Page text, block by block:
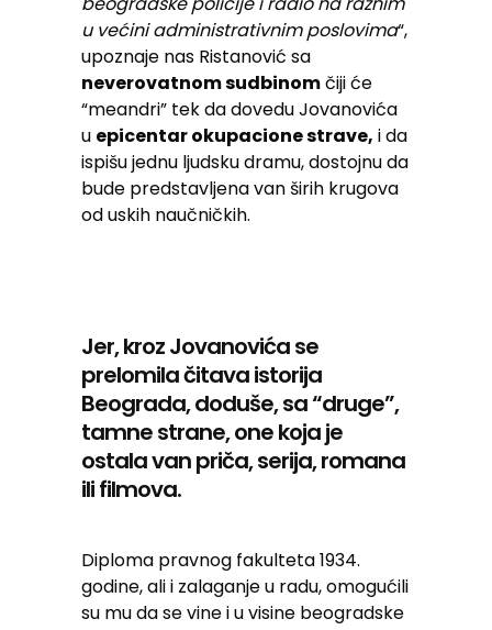
u većini administrativnim poslovima“,
upoznaje nas Ristanović sa
neverovatnom sudbinomčiji će
“meandri” tek da dovedu Jovanovića
u epicentar okupacione strave, i da
ispišu jednu ljudsku dramu, dostojnu da
bude predstavljena van širih krugova
od uskih naučničkih.
Jer, kroz Jovanovića se
prelomila čitava istorija
Beograda, doduše, sa “druge”,
tamne strane, one koja je
ostala van priča, serija, romana
ili filmova.
Diploma pravnog fakulteta 1934.
godine, ali i zalaganje u radu, omogućili
su mu da se vine i u visine beogradske